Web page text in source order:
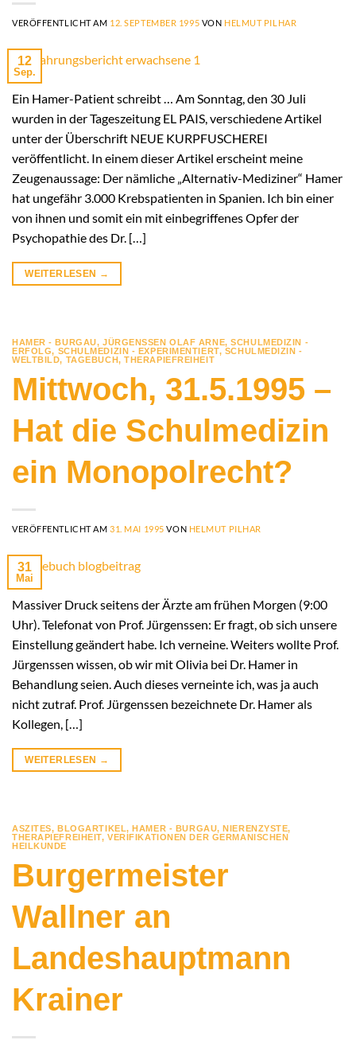
VERÖFFENTLICHT AM 12. SEPTEMBER 1995 VON HELMUT PILHAR
12
Sep.
Ein Hamer-Patient schreibt … Am Sonntag, den 30 Juli
wurden in der Tageszeitung EL PAIS, verschiedene Artikel
unter der Überschrift NEUE KURPFUSCHEREI
veröffentlicht. In einem dieser Artikel erscheint meine
Zeugenaussage: Der nämliche „Alternativ-Mediziner“ Hamer
hat ungefähr 3.000 Krebspatienten in Spanien. Ich bin einer
von ihnen und somit ein mit einbegriffenes Opfer der
Psychopathie des Dr. […]
WEITERLESEN →
HAMER - BURGAU, JÜRGENSSEN OLAF ARNE,SCHULMEDIZIN -
ERFOLG, SCHULMEDIZIN - EXPERIMENTIERT, SCHULMEDIZIN -
WELTBILD, TAGEBUCH,THERAPIEFREIHEIT
Mittwoch, 31.5.1995 –
Hat die Schulmedizin
ein Monopolrecht?
VERÖFFENTLICHT AM31. MAI 1995 VON HELMUT PILHAR
31
Mai
Massiver Druck seitens der Ärzte am frühen Morgen (9:00
Uhr). Telefonat von Prof. Jürgenssen: Er fragt, ob sich unsere
Einstellung geändert habe. Ich verneine. Weiters wollte Prof.
Jürgenssen wissen, ob wir mit Olivia bei Dr. Hamer in
Behandlung seien. Auch dieses verneinte ich, was ja auch
nicht zutraf. Prof. Jürgenssen bezeichnete Dr. Hamer als
Kollegen, […]
WEITERLESEN →
ASZITES,BLOGARTIKEL,HAMER - BURGAU,NIERENZYSTE,
THERAPIEFREIHEIT,VERIFIKATIONEN DER GERMANISCHEN
HEILKUNDE
Burgermeister
Wallner an
Landeshauptmann
Krainer